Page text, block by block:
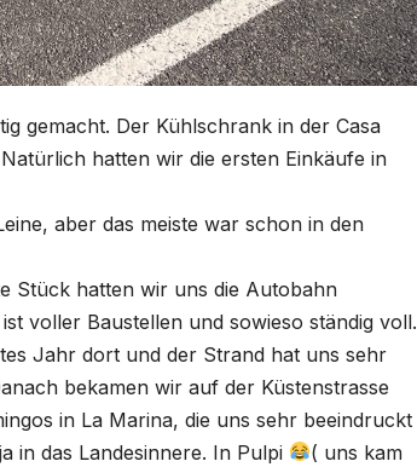
gemacht. Der Kühlschrank in der Casa
hatten wir die ersten Einkäufe in
aber das meiste war schon in den
Stück hatten wir uns die Autobahn
voller Baustellen und sowieso ständig voll.
Jahr dort und der Strand hat uns sehr
bekamen wir auf der Küstenstrasse
in La Marina, die uns sehr beeindruckt
in das Landesinnere. In Pulpi
( uns kam